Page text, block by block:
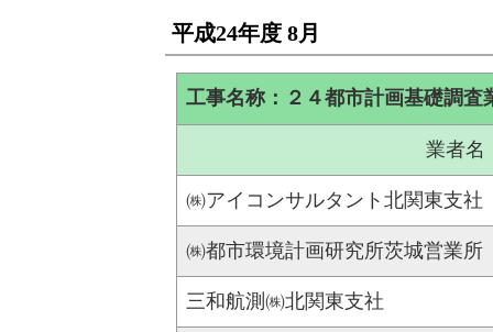
平成24年度 8月
工事名称：２４都市計画基礎調査
業者名
㈱アイコンサルタント北関東支社
㈱都市環境計画研究所茨城営業所
三和航測㈱北関東支社